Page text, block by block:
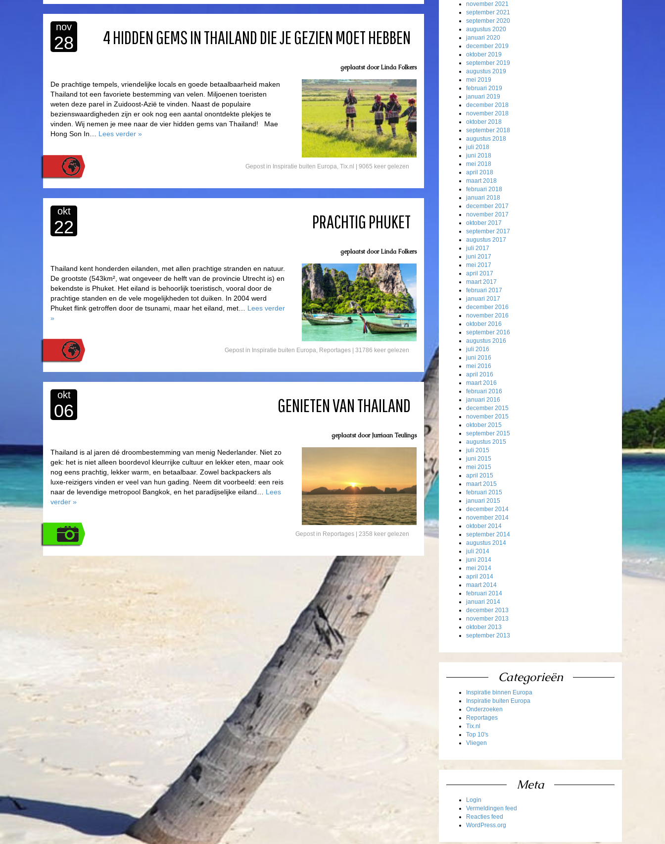
nov
28 4 HIDDEN GEMS IN THAILAND DIE JE GEZIEN MOET HEBBEN
geplaatst doorLinda Folkers
De prachtige tempels, vriendelijke locals en goede betaalbaarheid maken
Thailand tot een favoriete bestemming van velen. Miljoenen toeristen
weten deze parel in Zuidoost-Azië te vinden. Naast de populaire
bezienswaardigheden zijn er ook nog een aantal onontdekte plekjes te
vinden. Wij nemen je mee naar de vier hidden gems van Thailand! Mae
Hong Son In… Lees verder »
Gepost in Inspiratie buiten Europa Tix.nl | 9065 keer gelezen
okt
22 PRACHTIG PHUKET
geplaatst doorLinda Folkers
Thailand kent honderden eilanden, met allen prachtige stranden en natuur.
De grootste (543km², wat ongeveer de helft van de provincie Utrecht is) en
bekendste is Phuket. Het eiland is behoorlijk toeristisch, vooral door de
prachtige standen en de vele mogelijkheden tot duiken. In 2004 werd
Phuket flink getroffen door de tsunami, maar het eiland, met… Lees verder
»
Gepost in Inspiratie buiten Europa Reportages | 31786 keer gelezen
okt
06 GENIETEN VAN THAILAND
geplaatst doorJurriaan Teulings
Thailand is al jaren dé droombestemming van menig Nederlander. Niet zo
gek: het is niet alleen boordevol kleurrijke cultuur en lekker eten, maar ook
nog eens prachtig, lekker warm, en betaalbaar. Zowel backpackers als
luxe-reizigers vinden er veel van hun gading. Neem dit voorbeeld: een reis
naar de levendige metropool Bangkok, en het paradijselijke eiland… Lees
verder »
Gepost in Reportages | 2358 keer gelezen
november 2021
september 2021
september 2020
augustus 2020
januari 2020
december 2019
oktober 2019
september 2019
augustus 2019
mei 2019
februari 2019
januari 2019
december 2018
november 2018
oktober 2018
september 2018
augustus 2018
juli 2018
juni 2018
mei 2018
april 2018
maart 2018
februari 2018
januari 2018
december 2017
november 2017
oktober 2017
september 2017
augustus 2017
juli 2017
juni 2017
mei 2017
april 2017
maart 2017
februari 2017
januari 2017
december 2016
november 2016
oktober 2016
september 2016
augustus 2016
juli 2016
juni 2016
mei 2016
april 2016
maart 2016
februari 2016
januari 2016
december 2015
november 2015
oktober 2015
september 2015
augustus 2015
juli 2015
juni 2015
mei 2015
april 2015
maart 2015
februari 2015
januari 2015
december 2014
november 2014
oktober 2014
september 2014
augustus 2014
juli 2014
juni 2014
mei 2014
april 2014
maart 2014
februari 2014
januari 2014
december 2013
november 2013
oktober 2013
september 2013
Categorieën
Inspiratie binnen Europa
Inspiratie buiten Europa
Onderzoeken
Reportages
Tix.nl
Top 10's
Vliegen
Meta
Login
Vermeldingen feed
Reacties feed
WordPress.org